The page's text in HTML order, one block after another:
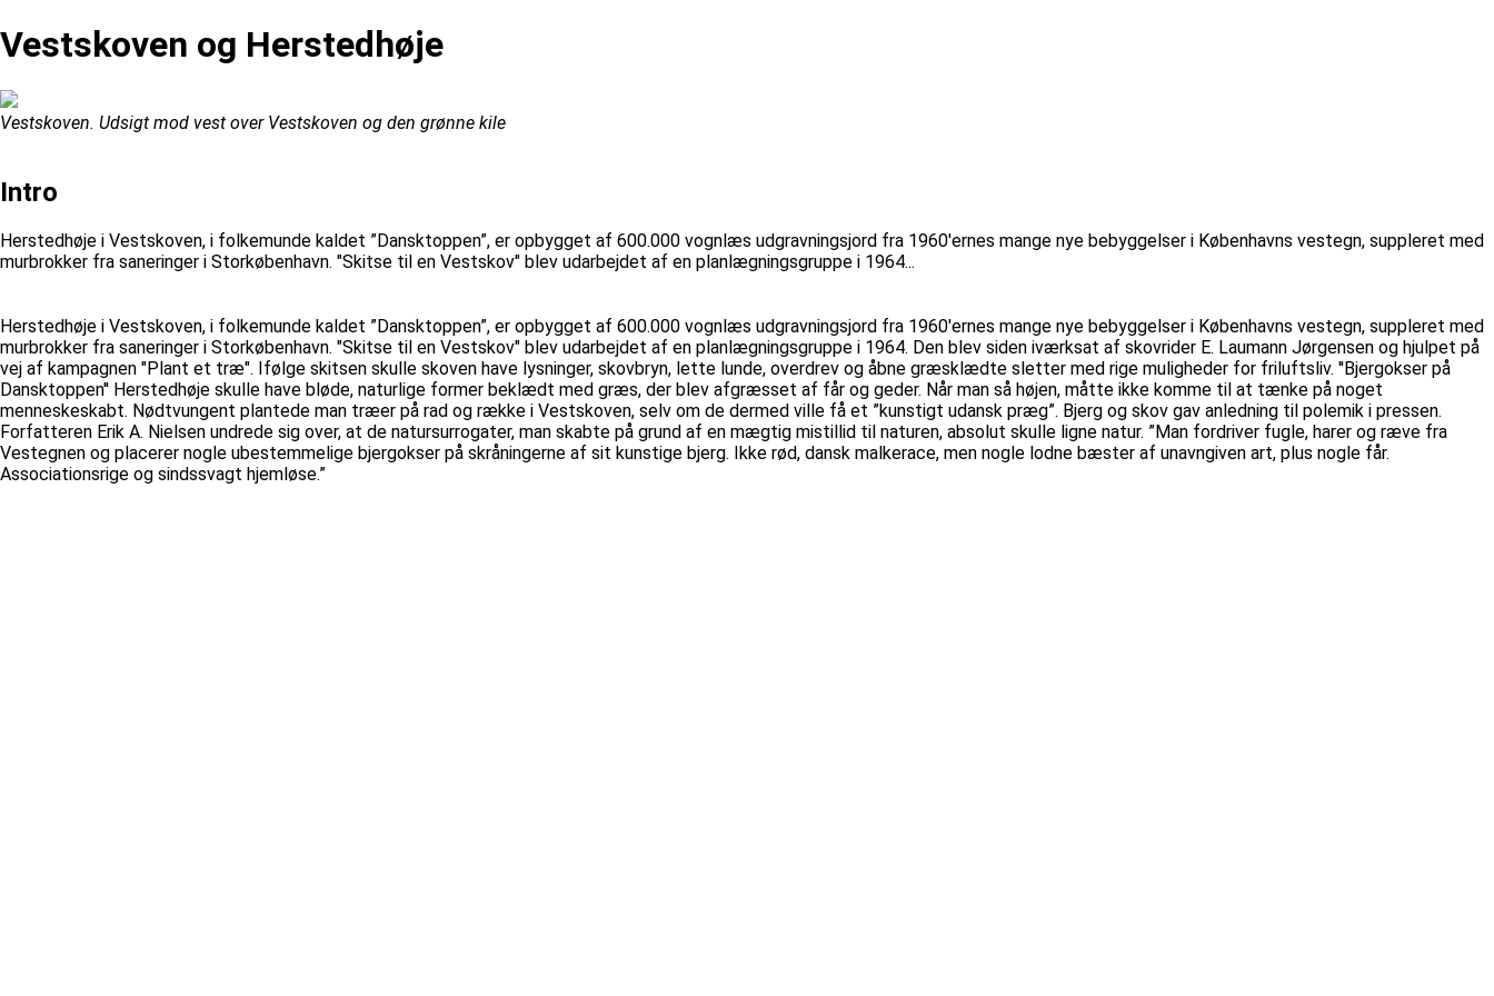
Vestskoven og Herstedhøje
Vestskoven. Udsigt mod vest over Vestskoven og den grønne kile
Intro
Herstedhøje i Vestskoven, i folkemunde kaldet ”Dansktoppen”, er opbygget af 600.000 vognlæs udgravningsjord fra 1960'ernes mange nye bebyggelser i Københavns vestegn, suppleret med
murbrokker fra saneringer i Storkøbenhavn. "Skitse til en Vestskov" blev udarbejdet af en planlægningsgruppe i 1964...
Herstedhøje i Vestskoven, i folkemunde kaldet ”Dansktoppen”, er opbygget af 600.000 vognlæs udgravningsjord fra 1960'ernes mange nye bebyggelser i Københavns vestegn, suppleret med
murbrokker fra saneringer i Storkøbenhavn. "Skitse til en Vestskov" blev udarbejdet af en planlægningsgruppe i 1964. Den blev siden iværksat af skovrider E. Laumann Jørgensen og hjulpet på
vej af kampagnen "Plant et træ". Ifølge skitsen skulle skoven have lysninger, skovbryn, lette lunde, overdrev og åbne græsklædte sletter med rige muligheder for friluftsliv. ''Bjergokser på
Dansktoppen'' Herstedhøje skulle have bløde, naturlige former beklædt med græs, der blev afgræsset af får og geder. Når man så højen, måtte ikke komme til at tænke på noget
menneskeskabt. Nødtvungent plantede man træer på rad og række i Vestskoven, selv om de dermed ville få et ”kunstigt udansk præg”. Bjerg og skov gav anledning til polemik i pressen.
Forfatteren Erik A. Nielsen undrede sig over, at de natursurrogater, man skabte på grund af en mægtig mistillid til naturen, absolut skulle ligne natur. ”Man fordriver fugle, harer og ræve fra
Vestegnen og placerer nogle ubestemmelige bjergokser på skråningerne af sit kunstige bjerg. Ikke rød, dansk malkerace, men nogle lodne bæster af unavngiven art, plus nogle får.
Associationsrige og sindssvagt hjemløse.”